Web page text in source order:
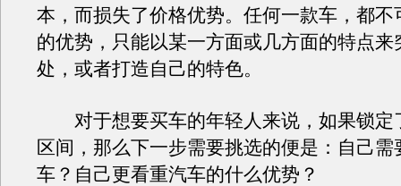
本，而损失了价格优势。任何一款车，都不
的优势，只能以某一方面或几方面的特点来
处，或者打造自己的特色。
对于想要买车的年轻人来说，如果锁定
区间，那么下一步需要挑选的便是：自己需
车？自己更看重汽车的什么优势？